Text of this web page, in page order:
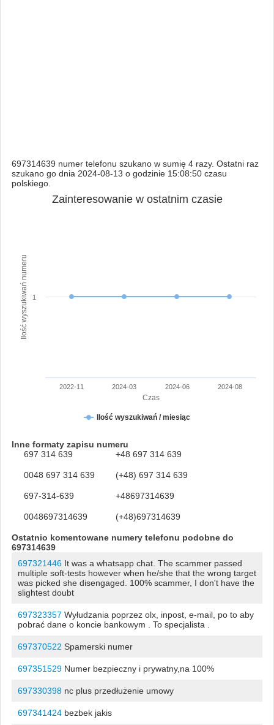
697314639 numer telefonu szukano w sumię 4 razy. Ostatni raz
szukano go dnia 2024-08-13 o godzinie 15:08:50 czasu
polskiego.
Czas
Ilość wyszukiwań numeru
Zainteresowanie w ostatnim czasie
Ilość wyszukiwań / miesiąc
2022-11 2024-03 2024-06 2024-08
1
Inne formaty zapisu numeru
697 314 639
+48 697 314 639
0048 697 314 639 (+48) 697 314 639
697-314-639 +48697314639
0048697314639 (+48)697314639
Ostatnio komentowane numery telefonu podobne do
697314639
697321446It was a whatsapp chat. The scammer passed
multiple soft-tests however when he/she that the wrong target
was picked she disengaged. 100% scammer, I don't have the
slightest doubt
697323357 Wyłudzania poprzez olx, inpost, e-mail, po to aby
pobrać dane o koncie bankowym . To specjalista .
697370522 Spamerski numer
697351529Numer bezpieczny i prywatny,na 100%
697330398nc plus przedłużenie umowy
697341424bezbek jakis